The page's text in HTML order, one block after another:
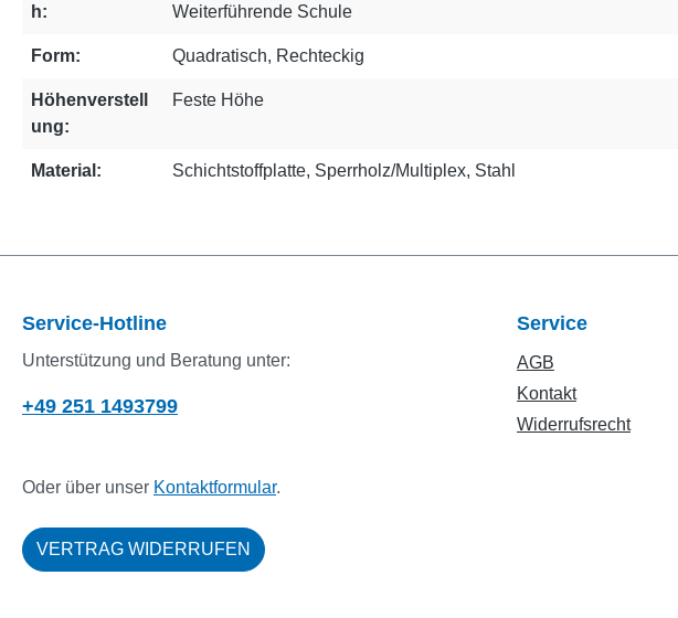
h:
Weiterführende Schule
Form: Quadratisch, Rechteckig
Höhenverstell
ung:
Feste Höhe
Material: Schichtstoffplatte, Sperrholz/Multiplex, Stahl
Service-Hotline
Unterstützung und Beratung unter:
+49 251 1493799
Oder über unser Kontaktformular.
VERTRAG WIDERRUFEN
Service
AGB
Kontakt
Widerrufsrecht